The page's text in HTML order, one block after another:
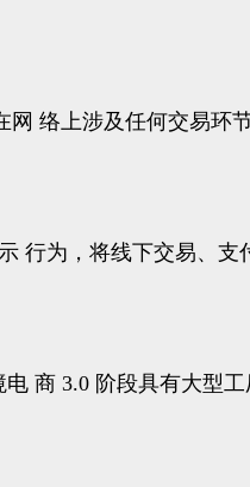
络上涉及任何交易环
行为，将线下交易、
电 商 3.0 阶段具有大型